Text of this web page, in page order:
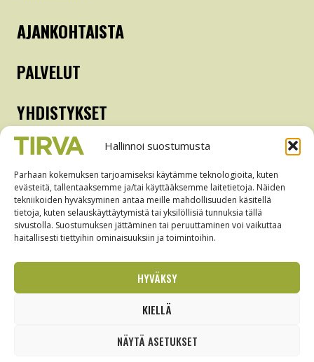
Hallinnoi suostumusta
Parhaan kokemuksen tarjoamiseksi käytämme teknologioita, kuten
evästeitä, tallentaaksemme ja/tai käyttääksemme laitetietoja. Näiden
tekniikoiden hyväksyminen antaa meille mahdollisuuden käsitellä
tietoja, kuten selauskäyttäytymistä tai yksilöllisiä tunnuksia tällä
sivustolla. Suostumuksen jättäminen tai peruuttaminen voi vaikuttaa
haitallisesti tiettyihin ominaisuuksiin ja toimintoihin.
HYVÄKSY
KIELLÄ
NÄYTÄ ASETUKSET
AJANKOHTAISTA
PALVELUT
YHDISTYKSET
Kyläyhdistys
Nuorisoseura
Pamaus
Martat
Tanssilava
Metsästysseura
Seurala-yhdistys
© 2026 Tirvan seudun kyläyhdistys ry |